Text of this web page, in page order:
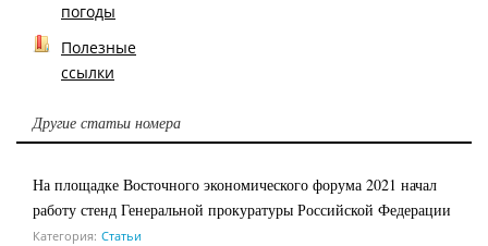
погоды
Полезные
ссылки
Другие статьи номера
На площадке Восточного экономического форума 2021 начал
работу стенд Генеральной прокуратуры Российской Федерации
Категория: Статьи